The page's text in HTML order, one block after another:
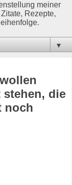
meiner
Rezepte,
▼
die
noch